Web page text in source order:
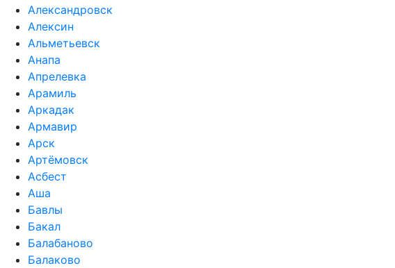
Александровск
Алексин
Альметьевск
Анапа
Апрелевка
Арамиль
Аркадак
Армавир
Арск
Артёмовск
Асбест
Аша
Бавлы
Бакал
Балабаново
Балаково